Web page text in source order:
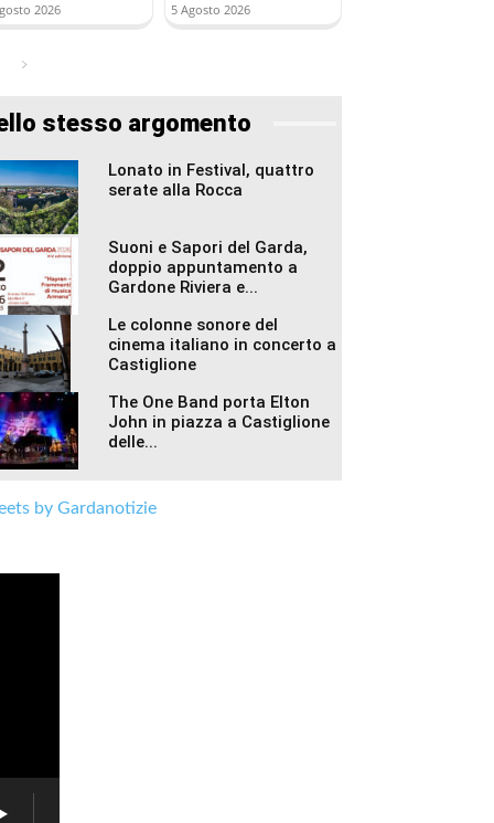
2026 5 Agosto 2026
stesso argomento
Lonato in Festival, quattro
serate alla Rocca
Suoni e Sapori del Garda,
doppio appuntamento a
Gardone Riviera e...
Le colonne sonore del
cinema italiano in concerto a
Castiglione
The One Band porta Elton
John in piazza a Castiglione
delle...
by Gardanotizie